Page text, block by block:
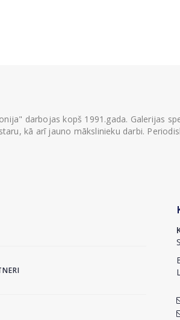
darbojas kopš 1991.gada. Galerijas
kā arī jauno mākslinieku darbi.